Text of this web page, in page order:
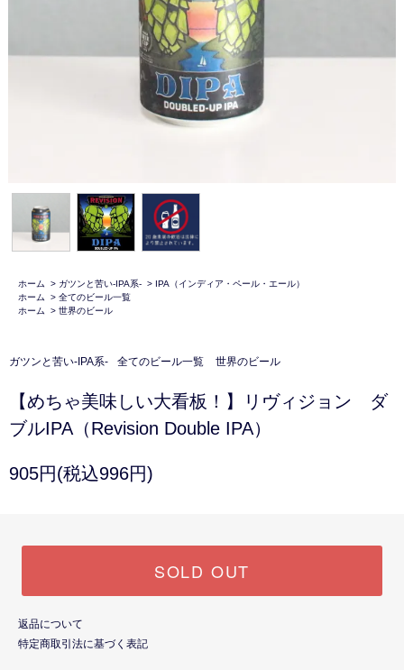
ホーム > ガツンと苦い-IPA系- >
IPA（インディア・ペール・エール）
ホーム
> 全てのビール一覧
ホーム
> 世界のビール
ガツンと苦い-IPA系- 全てのビール一覧 世界のビール
【めちゃ美味しい大看板！】リヴィジョン ダ
ブルIPA（Revision Double IPA）
905円(税込996円)
SOLD OUT
返品について
特定商取引法に基づく表記